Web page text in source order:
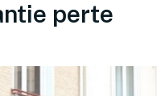
perte